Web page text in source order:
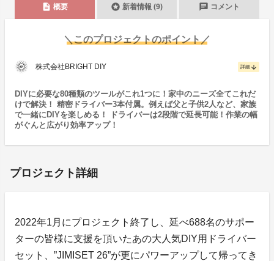
description 概要 stars 新着情報 (9) chat コメント
＼このプロジェクトのポイント／
株式会社BRIGHT DIY 詳細 arrow_downward
DIYに必要な80種類のツールがこれ1つに！家中のニーズ全てこれだ
けで解決！ 精密ドライバー3本付属。例えば父と子供2人など、家族
で一緒にDIYを楽しめる！ ドライバーは2段階で延長可能！作業の幅
がぐんと広がり効率アップ！
プロジェクト詳細
2022年1月にプロジェクト終了し、延べ688名のサポー
ターの皆様に支援を頂いたあの大人気DIY用ドライバー
セット、”JIMISET 26”が更にパワーアップして帰ってき